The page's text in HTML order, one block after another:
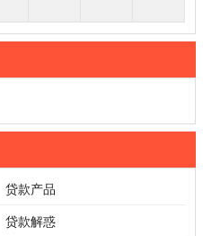
贷款产品
贷款解惑